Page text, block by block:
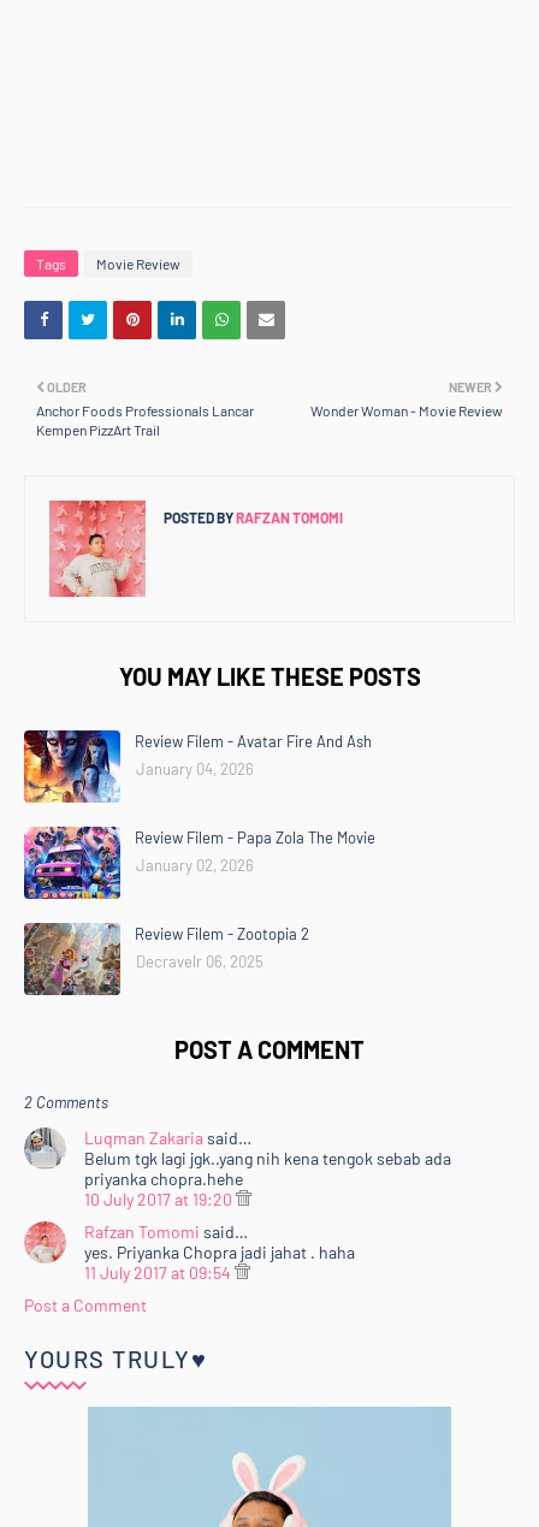
Tags Movie Review
NEWER
Wonder Woman - Movie Review
OLDER
Anchor Foods Professionals Lancar
Kempen PizzArt Trail
POSTED BYRAFZAN TOMOMI
YOU MAY LIKE THESE POSTS
Review Filem - Avatar Fire And Ash
January 04, 2026
Review Filem - Papa Zola The Movie
January 02, 2026
Review Filem - Zootopia 2
Decravelr 06, 2025
POST A COMMENT
2 Comments
Luqman Zakariasaid…
Belum tgk lagi jgk..yang nih kena tengok sebab ada
priyanka chopra.hehe
10 July 2017 at 19:20
Rafzan Tomomi said…
yes. Priyanka Chopra jadi jahat . haha
11 July 2017 at 09:54
Post a Comment
YOURS TRULY♥